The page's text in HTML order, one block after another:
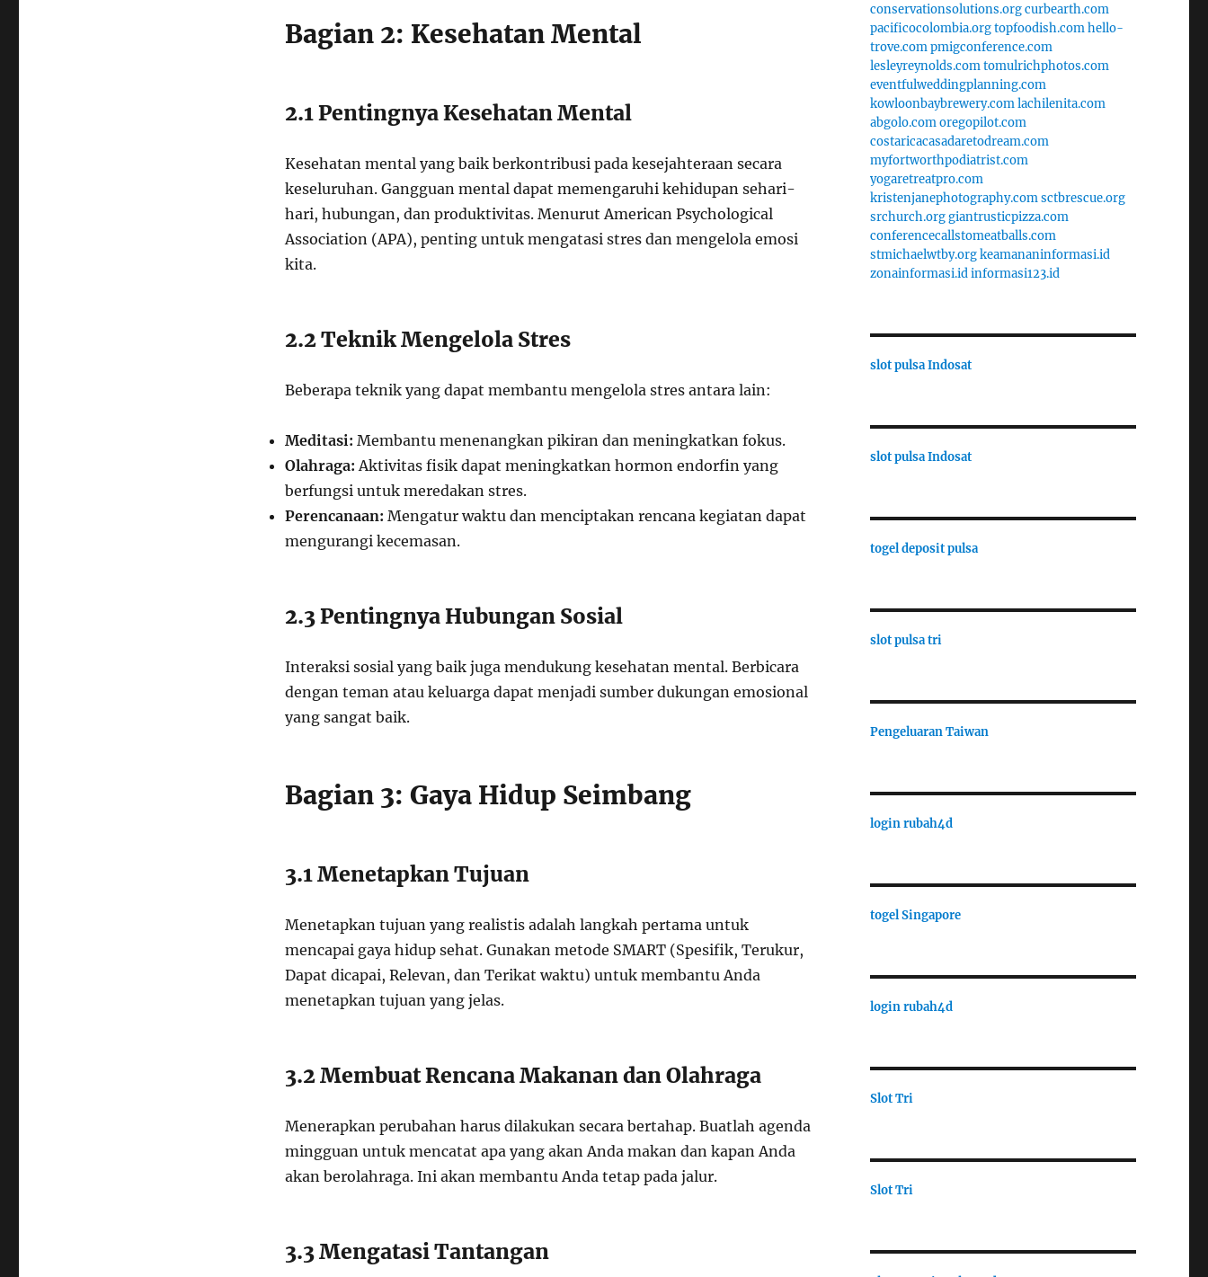
Bagian 2: Kesehatan Mental
2.1 Pentingnya Kesehatan Mental
Kesehatan mental yang baik berkontribusi pada kesejahteraan secara
keseluruhan. Gangguan mental dapat memengaruhi kehidupan sehari-
hari, hubungan, dan produktivitas. Menurut American Psychological
Association (APA), penting untuk mengatasi stres dan mengelola emosi
kita.
2.2 Teknik Mengelola Stres
Beberapa teknik yang dapat membantu mengelola stres antara lain:
Meditasi: Membantu menenangkan pikiran dan meningkatkan fokus.
Olahraga: Aktivitas fisik dapat meningkatkan hormon endorfin yang
berfungsi untuk meredakan stres.
Perencanaan: Mengatur waktu dan menciptakan rencana kegiatan dapat
mengurangi kecemasan.
2.3 Pentingnya Hubungan Sosial
Interaksi sosial yang baik juga mendukung kesehatan mental. Berbicara
dengan teman atau keluarga dapat menjadi sumber dukungan emosional
yang sangat baik.
Bagian 3: Gaya Hidup Seimbang
3.1 Menetapkan Tujuan
Menetapkan tujuan yang realistis adalah langkah pertama untuk
mencapai gaya hidup sehat. Gunakan metode SMART (Spesifik, Terukur,
Dapat dicapai, Relevan, dan Terikat waktu) untuk membantu Anda
menetapkan tujuan yang jelas.
3.2 Membuat Rencana Makanan dan Olahraga
Menerapkan perubahan harus dilakukan secara bertahap. Buatlah agenda
mingguan untuk mencatat apa yang akan Anda makan dan kapan Anda
akan berolahraga. Ini akan membantu Anda tetap pada jalur.
3.3 Mengatasi Tantangan
conservationsolutions.orgcurbearth.com
pacificocolombia.orgtopfoodish.comhello-
trove.compmigconference.com
lesleyreynolds.comtomulrichphotos.com
eventfulweddingplanning.com
kowloonbaybrewery.comlachilenita.com
abgolo.comoregopilot.com
costaricacasadaretodream.com
myfortworthpodiatrist.com
yogaretreatpro.com
kristenjanephotography.comsctbrescue.org
srchurch.orggiantrusticpizza.com
conferencecallstomeatballs.com
stmichaelwtby.orgkeamananinformasi.id
zonainformasi.idinformasi123.id
slot pulsa Indosat
slot pulsa Indosat
togel deposit pulsa
slot pulsa tri
Pengeluaran Taiwan
login rubah4d
togel Singapore
login rubah4d
Slot Tri
Slot Tri